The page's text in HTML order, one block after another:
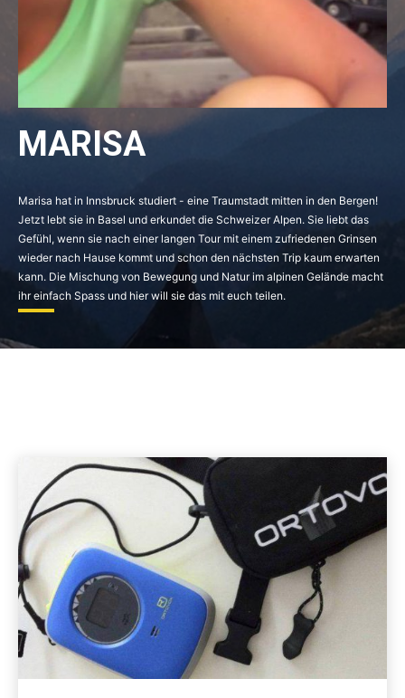
MARISA
Marisa hat in Innsbruck studiert - eine Traumstadt mitten in den Bergen!
Jetzt lebt sie in Basel und erkundet die Schweizer Alpen. Sie liebt das
Gefühl, wenn sie nach einer langen Tour mit einem zufriedenen Grinsen
wieder nach Hause kommt und schon den nächsten Trip kaum erwarten
kann. Die Mischung von Bewegung und Natur im alpinen Gelände macht
ihr einfach Spass und hier will sie das mit euch teilen.